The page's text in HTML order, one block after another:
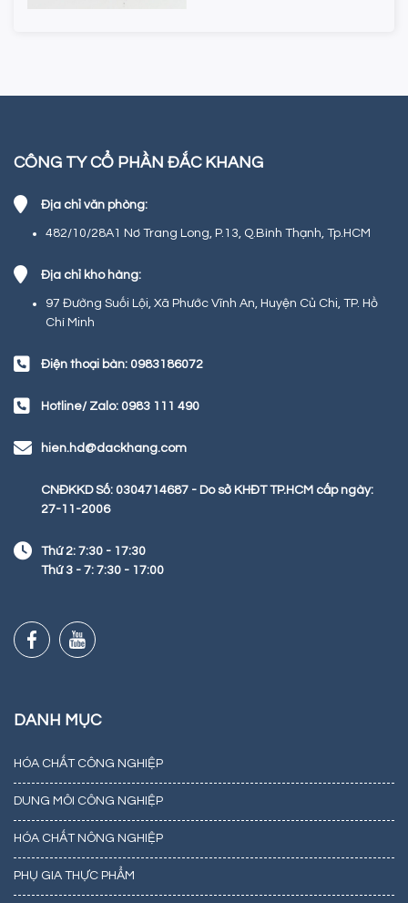
CÔNG TY CỔ PHẦN ĐẮC KHANG
Địa chỉ văn phòng:
482/10/28A1 Nơ Trang Long, P.13, Q.Bình Thạnh, Tp.HCM
Địa chỉ kho hàng:
97 Đường Suối Lội, Xã Phước Vĩnh An, Huyện Củ Chi, TP. Hồ
Chí Minh
Điện thoại bàn: 0983186072
Hotline/ Zalo: 0983 111 490
hien.hd@dackhang.com
CNĐKKD Số: 0304714687 - Do sở KHĐT TP.HCM cấp ngày:
27-11-2006
Thứ 2: 7:30 - 17:30
Thứ 3 - 7: 7:30 - 17:00
DANH MỤC
HÓA CHẤT CÔNG NGHIỆP
DUNG MÔI CÔNG NGHIỆP
HÓA CHẤT NÔNG NGHIỆP
PHỤ GIA THỰC PHẨM